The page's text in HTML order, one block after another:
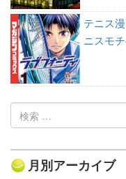
テニス
ニスモ
検
索:
月別アーカイブ